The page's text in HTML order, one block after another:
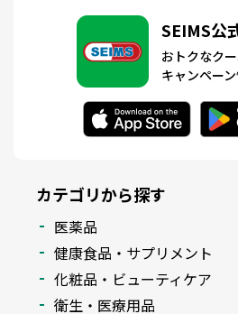
SEIMS公
おトクなク
キャンペー
カテゴリから探す
医薬品
健康食品・サプリメント
化粧品・ビューティケア
衛生・医療用品